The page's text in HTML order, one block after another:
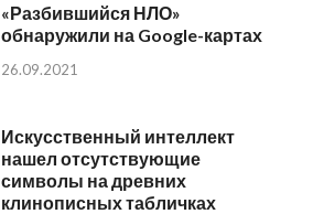
«Разбившийся НЛО»
обнаружили на Google-картах
26.09.2021
Искусственный интеллект
нашел отсутствующие
символы на древних
клинописных табличках